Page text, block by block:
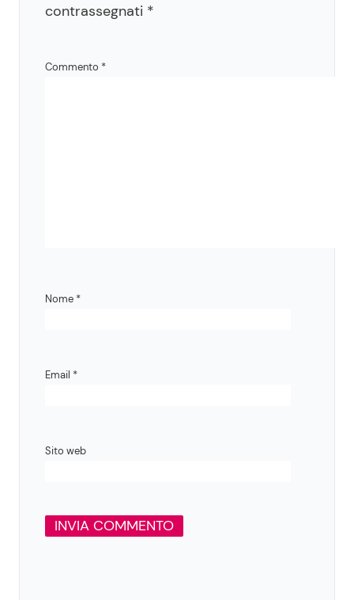
contrassegnati *
Commento *
Nome *
Email *
Sito web